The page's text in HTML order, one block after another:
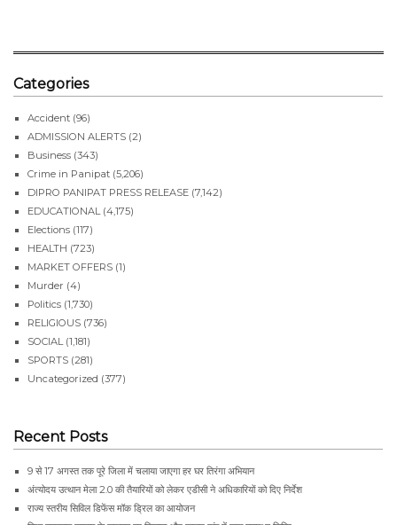
Categories
Accident (96)
ADMISSION ALERTS (2)
Business (343)
Crime in Panipat (5,206)
DIPRO PANIPAT PRESS RELEASE (7,142)
EDUCATIONAL (4,175)
Elections (117)
HEALTH (723)
MARKET OFFERS (1)
Murder (4)
Politics (1,730)
RELIGIOUS (736)
SOCIAL (1,181)
SPORTS (281)
Uncategorized (377)
Recent Posts
9 से 17 अगस्त तक पूरे जिला में चलाया जाएगा हर घर तिरंगा अभियान
अंत्योदय उत्थान मेला 2.0 की तैयारियों को लेकर एडीसी ने अधिकारियों को दिए निर्देश
राज्य स्तरीय सिविल डिफेंस मॉक ड्रिल का आयोजन